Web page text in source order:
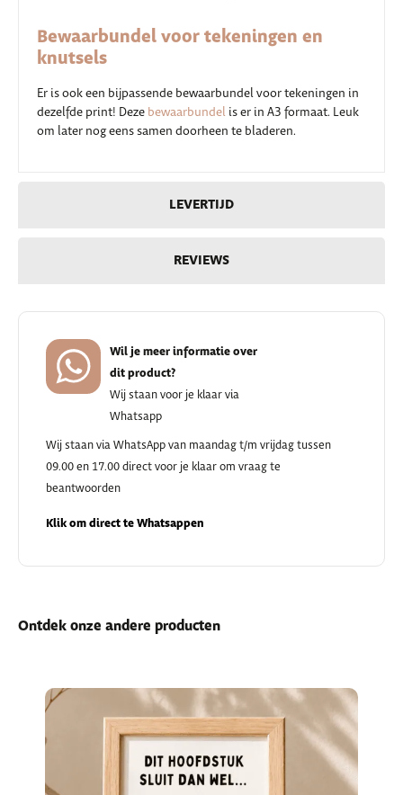
LEVERTIJD
REVIEWS
Bewaarbundel voor tekeningen en
knutsels
Er is ook een bijpassende bewaarbundel voor tekeningen in
dezelfde print! Deze bewaarbundel is er in A3 formaat. Leuk
om later nog eens samen doorheen te bladeren.
Wil je meer informatie over
dit product?
Wij staan voor je klaar via
Whatsapp
Wij staan via WhatsApp van maandag t/m vrijdag tussen
09.00 en 17.00 direct voor je klaar om vraag te
beantwoorden
Klik om direct te Whatsappen
Ontdek onze andere producten